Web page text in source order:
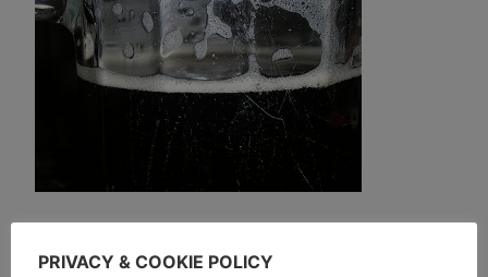
PRIVACY & COOKIE POLICY